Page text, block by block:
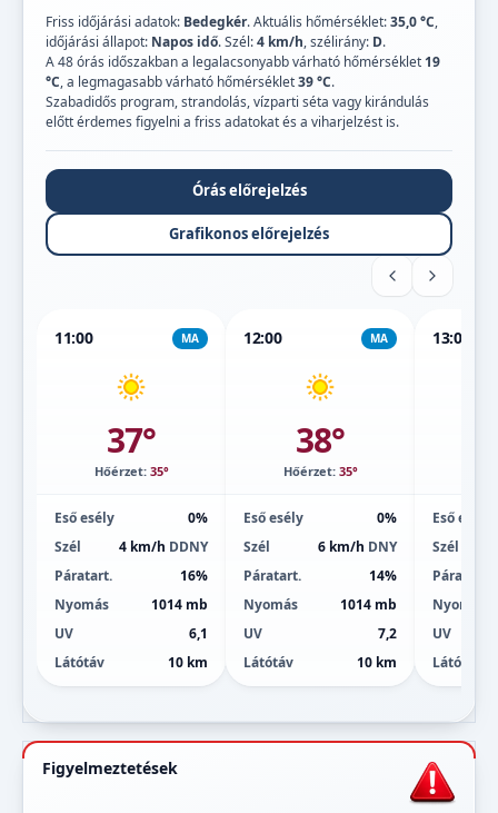
Friss időjárási adatok: Bedegkér. Aktuális hőmérséklet:35,0 °C,
időjárási állapot: Napos idő. Szél:4 km/h, szélirány: D.
A 48 órás időszakban a legalacsonyabb várható hőmérséklet 19
°C, a legmagasabb várható hőmérséklet39 °C.
Szabadidős program, strandolás, vízparti séta vagy kirándulás
előtt érdemes figyelni a friss adatokat és a viharjelzést is.
Órás előrejelzés
Grafikonos előrejelzés
11:00 MA
37°
Hőérzet: 35°
Eső esély
0%
Szél
4 km/h DDNY
Páratart.
16%
Nyomás
1014 mb
UV
6,1
Látótáv
10 km
12:00 MA
38°
Hőérzet: 35°
Eső esély
0%
Szél
6 km/h DNY
Páratart.
14%
Nyomás
1014 mb
UV
7,2
Látótáv
10 km
13:00
Eső esély
Szél
Páratart.
Nyomás
UV
Látótáv
Figyelmeztetések